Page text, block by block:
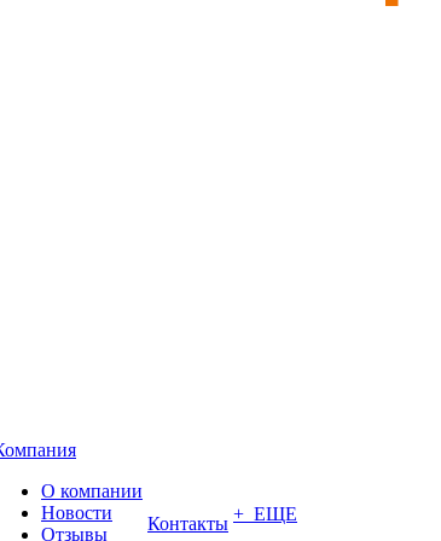
О компании
Новости
Отзывы
Контакты + ЕЩЕ